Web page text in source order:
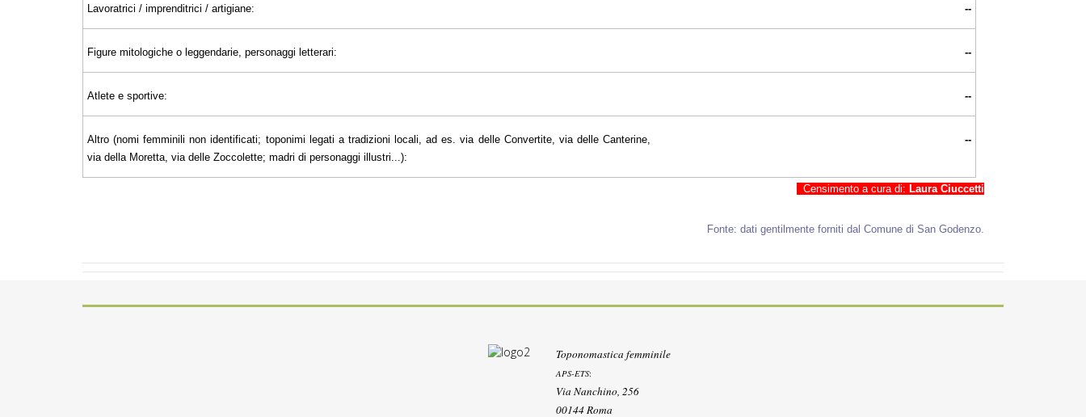
Lavoratrici / imprenditrici / artigiane: --
Figure mitologiche o leggendarie, personaggi letterari: --
Atlete e sportive: --
Altro (nomi femminili non identificati; toponimi legati a tradizioni locali, ad es. via delle Convertite, via delle Canterine,
via della Moretta, via delle Zoccolette; madri di personaggi illustri...):
--
Censimento a cura di: Laura Ciuccetti
Fonte: dati gentilmente forniti dal Comune di San Godenzo.
Toponomastica femminile
APS-ETS:
Via Nanchino, 256
00144 Roma